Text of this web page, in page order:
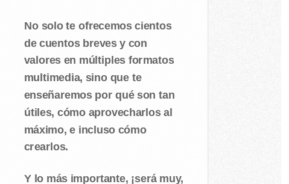
No solo te ofrecemos cientos
de cuentos breves y con
valores en múltiples formatos
multimedia, sino que te
enseñaremos por qué son tan
útiles, cómo aprovecharlos al
máximo, e incluso cómo
crearlos.
Y lo más importante, ¡será muy,